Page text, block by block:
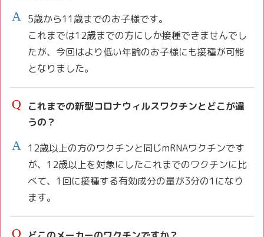
5歳から11歳までのお子様です。
これまでは12歳までの方にしか接種できませんでし
たが、今回はより低い年齢のお子様にも接種が可能
となりました。
これまでの新型コロナウィルスワクチンとどこが違
うの？
12歳以上の方のワクチンと同じmRNAワクチンです
が、12歳以上を対象にしたこれまでのワクチンに比
べて、1回に接種する有効成分の量が3分の1になり
ます。